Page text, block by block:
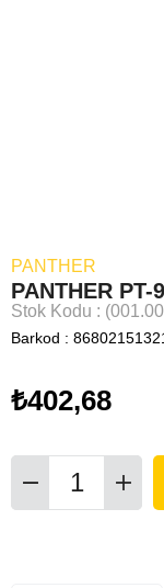
PANTHER
PANTHER
Stok Kodu
Barkod :
₺402,68